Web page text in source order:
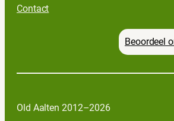
Contact
Beoordeel
Old Aalten 2012–2026